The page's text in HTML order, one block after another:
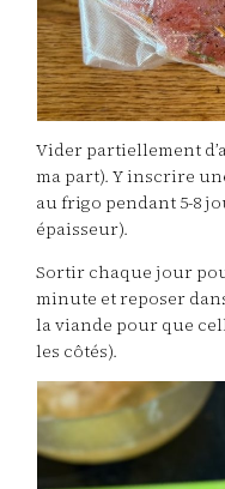
Vider partiellement
ma part). Y inscrire
au frigo pendant 5-8
épaisseur).
Sortir chaque jour
minute et reposer
la viande pour que
les côtés).